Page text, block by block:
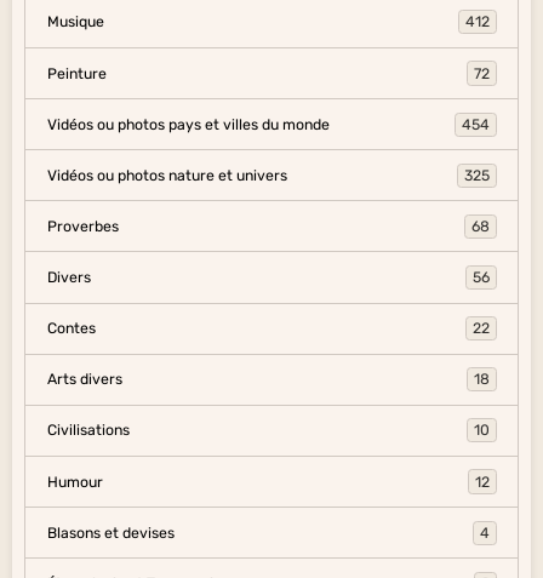
Musique 412
Peinture 72
Vidéos ou photos pays et villes du monde 454
Vidéos ou photos nature et univers 325
Proverbes 68
Divers 56
Contes 22
Arts divers 18
Civilisations 10
Humour 12
Blasons et devises 4